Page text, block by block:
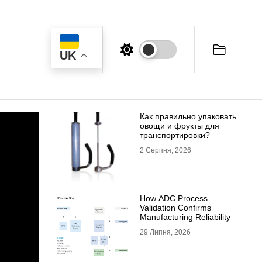
UK
Как правильно упаковать
овощи и фрукты для
транспортировки?
2 Серпня, 2026
How ADC Process
Validation Confirms
Manufacturing Reliability
29 Липня, 2026